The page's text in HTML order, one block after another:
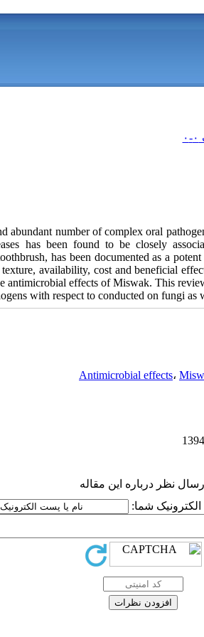
abundant number of complex oral
has been found to be closely
has been documented as a
availability, cost and beneficial
antimicrobial effects of Miswak. This
with respect to conducted on fungi as
Antimicrobial effects،
ارسال نظر درباره این مقاله
شما: